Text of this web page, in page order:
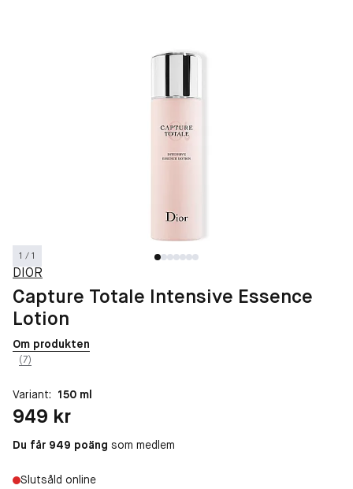
1 / 1
DIOR
Capture Totale Intensive Essence
Lotion
Om produkten
(7)
Variant: 150 ml
Pris: 949 kr
949 kr
Du får 949 poäng som medlem
Slutsåld online